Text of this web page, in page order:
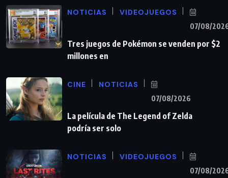
NOTICIAS VIDEOJUEGOS
07/08/
Tres juegos de Pokémon se venden por $2
millones en
CINE NOTICIAS
07/08/2026
La película de The Legend of Zelda
podría ser solo
NOTICIAS VIDEOJUEGOS
07/08/